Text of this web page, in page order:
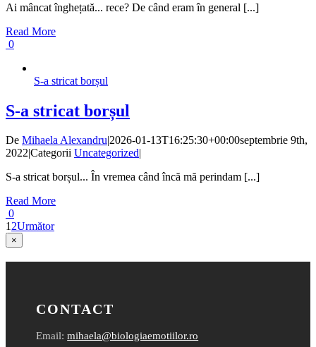
Ai mâncat înghețată... rece? De când eram în general [...]
Read More
0
S-a stricat borșul
S-a stricat borșul
De Mihaela Alexandru|2026-01-13T16:25:30+00:00septembrie 9th,
2022|Categorii Uncategorized|
S-a stricat borșul... În vremea când încă mă perindam [...]
Read More
0
12Următor
Close
product
quick
×
CONTACT
Email:mihaela@biologiaemotiilor.ro